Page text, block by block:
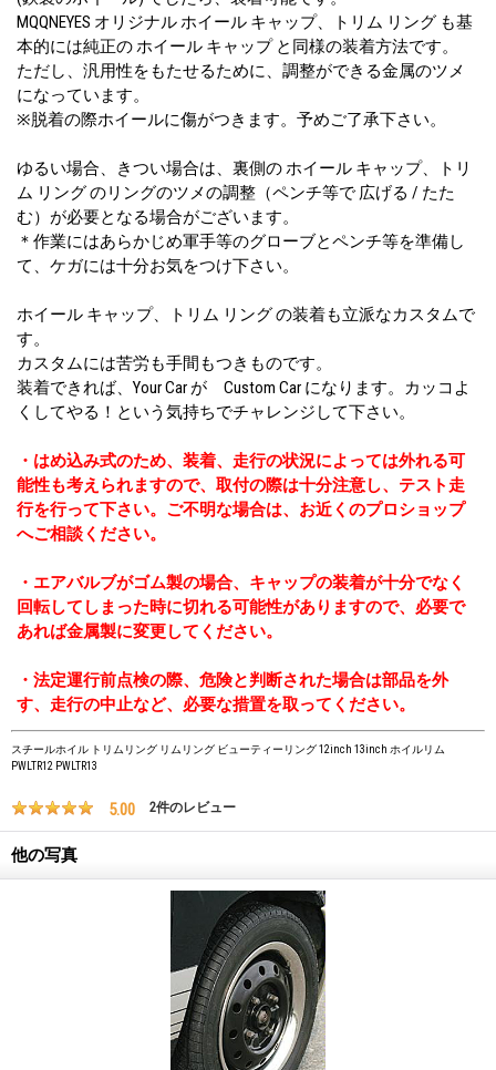
MQQNEYES オリジナル ホイール キャップ、トリム リング も基
本的には純正の ホイール キャップ と同様の装着方法です。
ただし、汎用性をもたせるために、調整ができる金属のツメ
になっています。
※脱着の際ホイールに傷がつきます。予めご了承下さい。
ゆるい場合、きつい場合は、裏側の ホイール キャップ、トリ
ム リング のリングのツメの調整（ペンチ等で 広げる / たた
む）が必要となる場合がございます。
＊作業にはあらかじめ軍手等のグローブとペンチ等を準備し
て、ケガには十分お気をつけ下さい。
ホイール キャップ、トリム リング の装着も立派なカスタムで
す。
カスタムには苦労も手間もつきものです。
装着できれば、Your Car が Custom Car になります。カッコよ
くしてやる！という気持ちでチャレンジして下さい。
・はめ込み式のため、装着、走行の状況によっては外れる可
能性も考えられますので、取付の際は十分注意し、テスト走
行を行って下さい。ご不明な場合は、お近くのプロショップ
へご相談ください。
・エアバルブがゴム製の場合、キャップの装着が十分でなく
回転してしまった時に切れる可能性がありますので、必要で
あれば金属製に変更してください。
・法定運行前点検の際、危険と判断された場合は部品を外
す、走行の中止など、必要な措置を取ってください。
スチールホイル トリムリング リムリング ビューティーリング 12inch 13inch ホイルリム
PWLTR12 PWLTR13
5.00 2件のレビュー
他の写真